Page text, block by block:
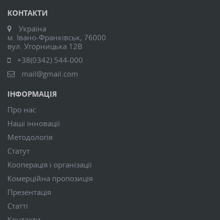
КОНТАКТИ
Україна
м. Івано-Франківськ, 76000
вул. Угорницька 12В
+38(0342) 544-000
mail@gmail.com
ІНФОРМАЦІЯ
Про нас
Наші інновації
Методологія
Статут
Кооперація і організації
Комерційна пропозиція
Презентація
Статті